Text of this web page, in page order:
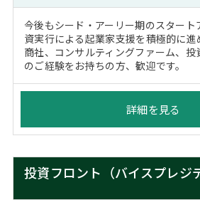
今後もシード・アーリー期のスター
資実行による起業家支援を積極的に進
商社、コンサルティングファーム、投
のご経験をお持ちの方、歓迎です。
詳細を見る
投資フロント（バイスプレジ